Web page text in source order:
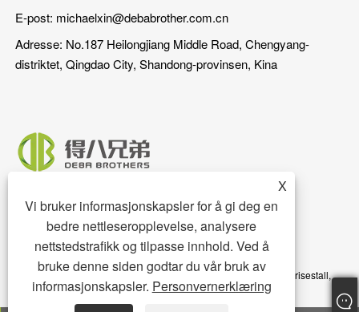
E-post: michaelxin@debabrother.com.cn
Adresse: No.187 Heilongjiang Middle Road, Chengyang-
distriktet, Qingdao City, Shandong-provinsen, Kina
Copyright © 2023 Qingdao DEBA Brother Machinery Co.,Ltd. - Grisestall,
X
Vi bruker informasjonskapsler for å gi deg en
bedre nettleseropplevelse, analysere
nettstedstrafikk og tilpasse innhold. Ved å
bruke denne siden godtar du vår bruk av
informasjonskapsler. Personvernerklæring